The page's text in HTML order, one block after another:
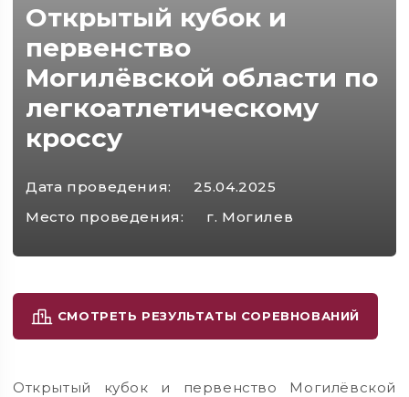
Открытый кубок и
первенство
Могилёвской области по
легкоатлетическому
кроссу
Дата проведения:
25.04.2025
Место проведения:
г. Могилев
СМОТРЕТЬ РЕЗУЛЬТАТЫ СОРЕВНОВАНИЙ
Открытый кубок и первенство Могилёвской